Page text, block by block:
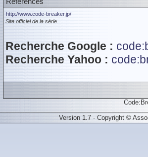
http://www.code-breaker.jp/
Site officiel de la série.
Recherche Google :
Recherche Yahoo :
Version 1.7 - Copyright ©